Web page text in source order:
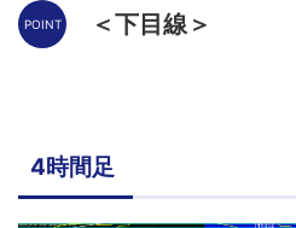
＜下目線＞
4時間足